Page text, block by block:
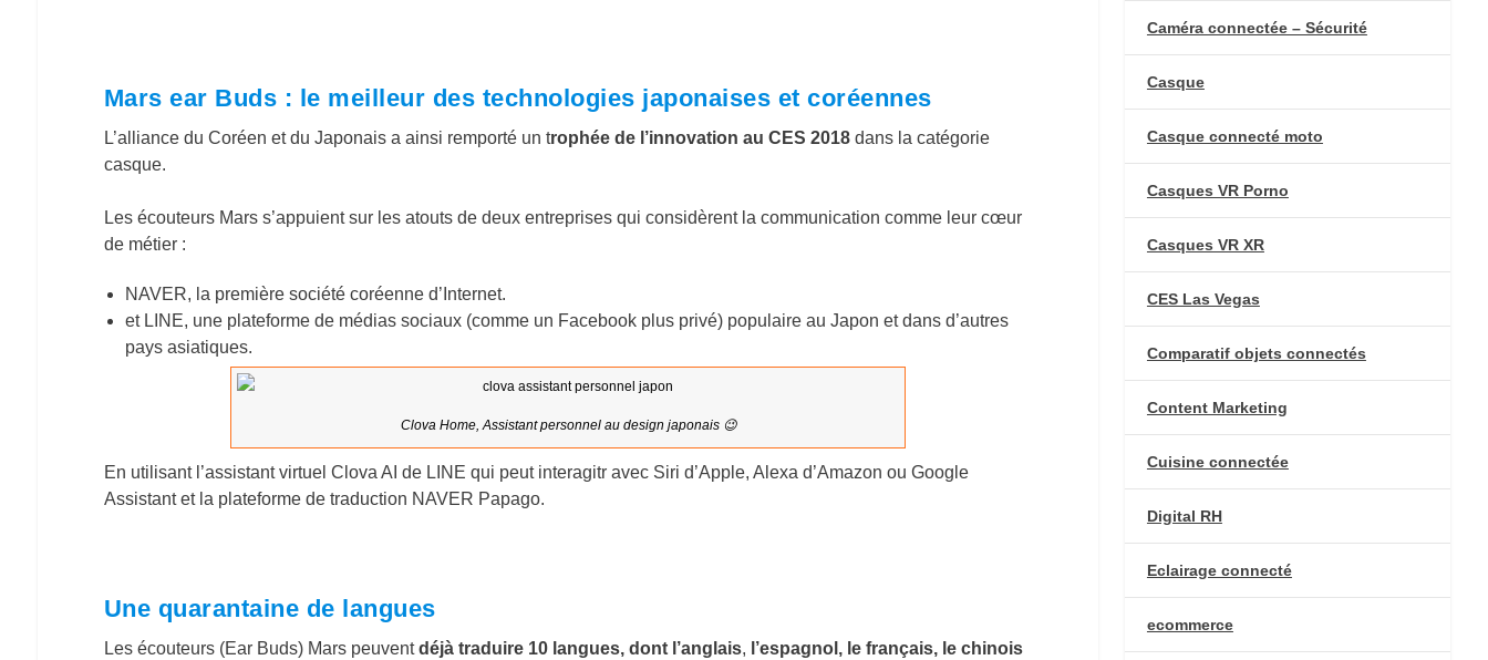
Mars ear Buds : le meilleur des technologies japonaises et coréennes
L’alliance du Coréen et du Japonais a ainsi remporté un trophée de l’innovation au CES 2018dans la catégorie
casque.
Les écouteurs Mars s’appuient sur les atouts de deux entreprises qui considèrent la communication comme leur cœur
de métier :
NAVER, la première société coréenne d’Internet.
et LINE, une plateforme de médias sociaux (comme un Facebook plus privé) populaire au Japon et dans d’autres
pays asiatiques.
Clova Home, Assistant personnel au design japonais 😉
En utilisant l’assistant virtuel Clova AI de LINE qui peut interagitr avec Siri d’Apple, Alexa d’Amazon ou Google
Assistant et la plateforme de traduction NAVER Papago.
Une quarantaine de langues
Les écouteurs (Ear Buds) Mars peuventdéjà traduire 10 langues, dont l’anglais, l’espagnol, le français, le chinois
Caméra connectée – Sécurité
Casque
Casque connecté moto
Casques VR Porno
Casques VR XR
CES Las Vegas
Comparatif objets connectés
Content Marketing
Cuisine connectée
Digital RH
Eclairage connecté
ecommerce